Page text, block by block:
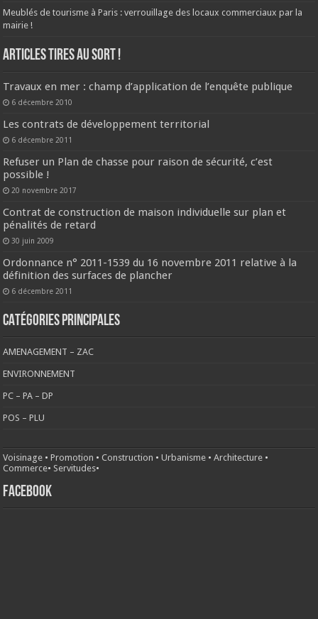
Meublés de tourisme à Paris : verrouillage des locaux commerciaux par la
mairie !
ARTICLES TIRES AU SORT !
Travaux en mer : champ d’application de l’enquête publique
6 décembre 2010
Les contrats de développement territorial
6 décembre 2011
Refuser un Plan de chasse pour raison de sécurité, c’est
possible !
20 novembre 2017
Contrat de construction de maison individuelle sur plan et
pénalités de retard
30 juin 2009
Ordonnance n° 2011-1539 du 16 novembre 2011 relative à la
définition des surfaces de plancher
6 décembre 2011
CATÉGORIES PRINCIPALES
AMENAGEMENT – ZAC
ENVIRONNEMENT
PC – PA – DP
POS – PLU
Voisinage •Promotion •Construction •Urbanisme •Architecture •
Commerce• Servitudes•
FACEBOOK